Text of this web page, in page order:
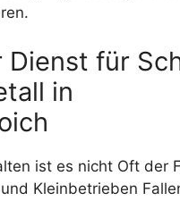
Dienst für
in
ist es nicht Oft der
Kleinbetrieben